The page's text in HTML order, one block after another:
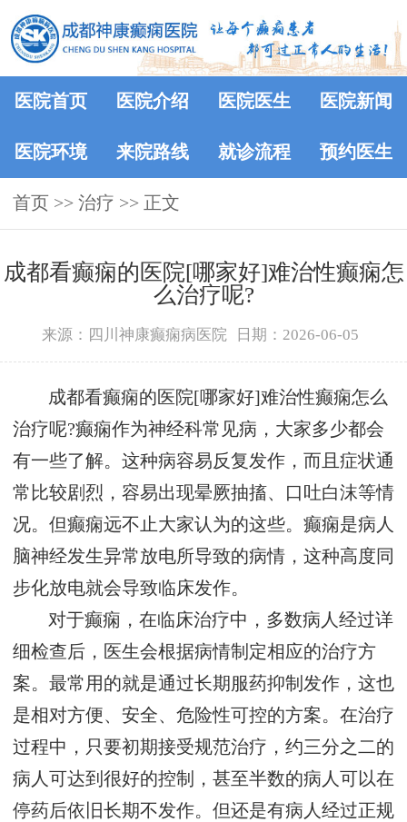
医院首页 医院介绍 医院医生 医院新闻
医院环境 来院路线 就诊流程 预约医生
首页 >> 治疗 >> 正文
成都看癫痫的医院[哪家好]难治性癫痫怎
么治疗呢?
来源：四川神康癫痫病医院 日期：2026-06-05
成都看癫痫的医院[哪家好]难治性癫痫怎么
治疗呢?癫痫作为神经科常见病，大家多少都会
有一些了解。这种病容易反复发作，而且症状通
常比较剧烈，容易出现晕厥抽搐、口吐白沫等情
况。但癫痫远不止大家认为的这些。癫痫是病人
脑神经发生异常放电所导致的病情，这种高度同
步化放电就会导致临床发作。
对于癫痫，在临床治疗中，多数病人经过详
细检查后，医生会根据病情制定相应的治疗方
案。最常用的就是通过长期服药抑制发作，这也
是相对方便、安全、危险性可控的方案。在治疗
过程中，只要初期接受规范治疗，约三分之二的
病人可达到很好的控制，甚至半数的病人可以在
停药后依旧长期不发作。但还是有病人经过正规